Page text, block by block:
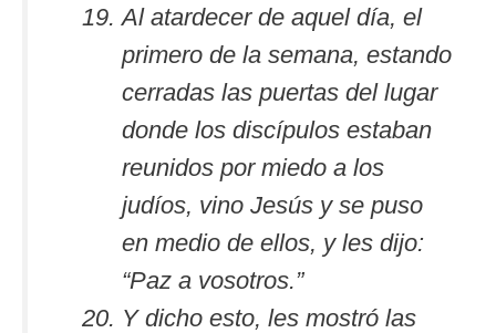
Al atardecer de aquel día, el
primero de la semana, estando
cerradas las puertas del lugar
donde los discípulos estaban
reunidos por miedo a los
judíos, vino Jesús y se puso
en medio de ellos, y les dijo:
“Paz a vosotros.”
Y dicho esto, les mostró las